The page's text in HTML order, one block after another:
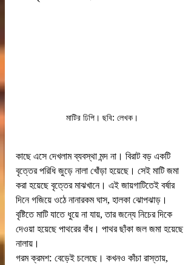
মাটির ঢিপি। ছবি: লেখক।
কাছে এসে দেখলাম ব্যবস্থা মন্দ না। বিরাট বড় একটি
বৃত্তের পরিধি জুড়ে নালা খোঁড়া হয়েছে। সেই মাটি জমা
করা হয়েছে বৃত্তের মাঝখানে। এই জায়গাটিতেই বর্ষার
দিনে গজিয়ে ওঠে নানারকম ঘাস, হালকা ঝোপঝাড়।
বৃষ্টিতে মাটি যাতে ধুয়ে না যায়, তার জন্যে নিচের দিকে
দেওয়া হয়েছে পাথরের বাঁধ। পাথর ছাঁকা জল জমা হয়েছে
নালায়।
গরম ক্রমশ: বেড়েই চলেছে। কখনও কাঁচা রাস্তায়,